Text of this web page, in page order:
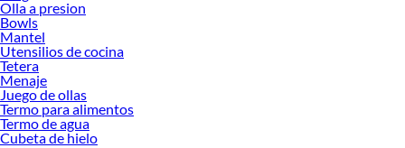
Si buscar ahorrar, estás en la tienda correcta porque en Sodimac tenemos
nuestra política de precios bajos garantizados en Ollas y Cacerolas, así que no
dudes más y compra online este producto con sus complementos para que
termines tu proyecto al 100% a un costo económico. Además, elige entre las
opciones de delivery o recojo en tienda.
Las mejores marcas de Ollas y Cacerolas
Sabemos que la calidad, confianza y seguridad son factores importantes al
momento de decidir qué modelo comprar, por ello contamos con una amplia
Olla a presion
Bowls
Mantel
Utensilios de cocina
Tetera
Menaje
Juego de ollas
Termo para alimentos
Termo de agua
Cubeta de hielo